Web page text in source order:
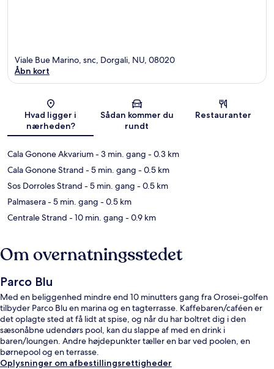
Kort
Viale Bue Marino, snc, Dorgali, NU, 08020
Åbn kort
Hvad ligger i
nærheden?
Sådan kommer du
rundt
Restauranter
Cala Gonone Akvarium- 3 min. gang - 0.3 km
Cala Gonone Strand - 5 min. gang - 0.5 km
Sos Dorroles Strand - 5 min. gang - 0.5 km
Palmasera- 5 min. gang - 0.5 km
Centrale Strand - 10 min. gang - 0.9 km
Om overnatningsstedet
Parco Blu
Med en beliggenhed mindre end 10 minutters gang fra Orosei-golfen
tilbyder Parco Blu en marina og en tagterrasse. Kaffebaren/caféen er
det oplagte sted at få lidt at spise, og når du har boltret dig i den
sæsonåbne udendørs pool, kan du slappe af med en drink i
baren/loungen. Andre højdepunkter tæller en bar ved poolen, en
børnepool og en terrasse.
Oplysninger om afbestillingsrettigheder